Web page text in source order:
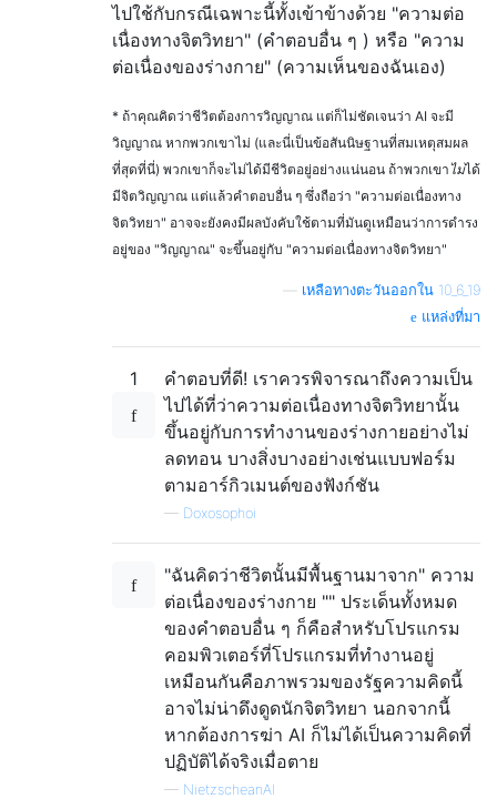
ไปใช้กับกรณีเฉพาะนี้ทั้งเข้าข้างด้วย "ความต่อ
เนื่องทางจิตวิทยา" (คำตอบอื่น ๆ ) หรือ "ความ
ต่อเนื่องของร่างกาย" (ความเห็นของฉันเอง)
* ถ้าคุณคิดว่าชีวิตต้องการวิญญาณ แต่ก็ไม่ชัดเจนว่า AI จะมี
วิญญาณ หากพวกเขาไม่ (และนี่เป็นข้อสันนิษฐานที่สมเหตุสมผล
ที่สุดที่นี่) พวกเขาก็จะไม่ได้มีชีวิตอยู่อย่างแน่นอน ถ้าพวกเขาไม่ได้
มีจิตวิญญาณ แต่แล้วคำตอบอื่น ๆ ซึ่งถือว่า "ความต่อเนื่องทาง
จิตวิทยา" อาจจะยังคงมีผลบังคับใช้ตามที่มันดูเหมือนว่าการดำรง
อยู่ของ "วิญญาณ" จะขึ้นอยู่กับ "ความต่อเนื่องทางจิตวิทยา"
เหลือทางตะวันออกใน 10_6_19
แหล่งที่มา
1
คำตอบที่ดี! เราควรพิจารณาถึงความเป็น
ไปได้ที่ว่าความต่อเนื่องทางจิตวิทยานั้น
ขึ้นอยู่กับการทำงานของร่างกายอย่างไม่
ลดทอน บางสิ่งบางอย่างเช่นแบบฟอร์ม
ตามอาร์กิวเมนต์ของฟังก์ชัน
— Doxosophoi
"ฉันคิดว่าชีวิตนั้นมีพื้นฐานมาจาก" ความ
ต่อเนื่องของร่างกาย "" ประเด็นทั้งหมด
ของคำตอบอื่น ๆ ก็คือสำหรับโปรแกรม
คอมพิวเตอร์ที่โปรแกรมที่ทำงานอยู่
เหมือนกันคือภาพรวมของรัฐความคิดนี้
อาจไม่น่าดึงดูดนักจิตวิทยา นอกจากนี้
หากต้องการฆ่า AI ก็ไม่ได้เป็นความคิดที่
ปฏิบัติได้จริงเมื่อตาย
— NietzscheanAI